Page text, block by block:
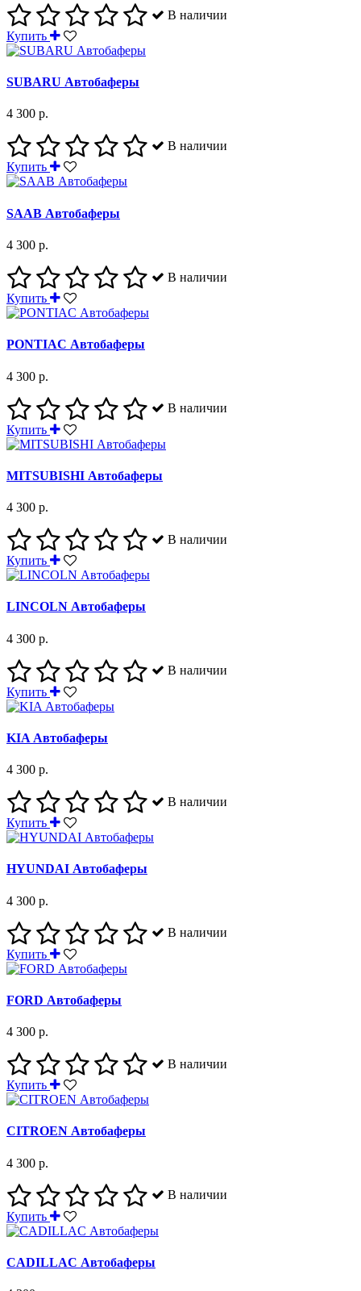
В наличии
Купить
SUBARU Автобаферы
4 300 р.
В наличии
Купить
SAAB Автобаферы
4 300 р.
В наличии
Купить
PONTIAC Автобаферы
4 300 р.
В наличии
Купить
MITSUBISHI Автобаферы
4 300 р.
В наличии
Купить
LINCOLN Автобаферы
4 300 р.
В наличии
Купить
KIA Автобаферы
4 300 р.
В наличии
Купить
HYUNDAI Автобаферы
4 300 р.
В наличии
Купить
FORD Автобаферы
4 300 р.
В наличии
Купить
CITROEN Автобаферы
4 300 р.
В наличии
Купить
CADILLAC Автобаферы